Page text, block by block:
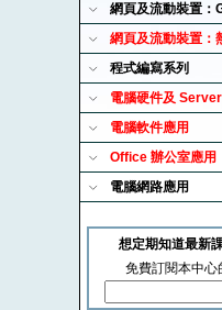
網頁及流動裝置：
網頁及流動裝置：
程式編寫系列
電腦硬件及
電腦軟件應用
Office 辦公室應用
電腦網路應用
想定期知道最新
免費訂閱本中心